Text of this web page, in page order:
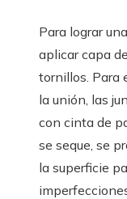
Para lograr
aplicar capa
tornillos. Para
la unión, las
con cinta de
se seque, se
la superficie